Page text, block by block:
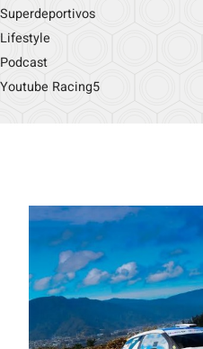
Superdeportivos
Lifestyle
Podcast
Youtube Racing5